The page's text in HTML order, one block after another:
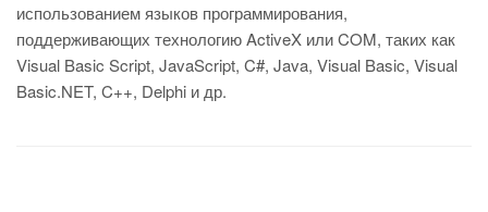
использованием языков программирования,
поддерживающих технологию ActiveX или COM, таких как
Visual Basic Script, JavaScript, C#, Java, Visual Basic, Visual
Basic.NET, C++, Delphi и др.